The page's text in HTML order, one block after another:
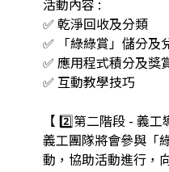
活動內容 :
✅ 乾淨回收及分類
✅ 「綠綠賞」儲分及
✅ 應用程式積分及獎
✅ 互動教學技巧
【 2️⃣第二階段 - 義工
義工團隊將會參與「
動，協助活動進行，